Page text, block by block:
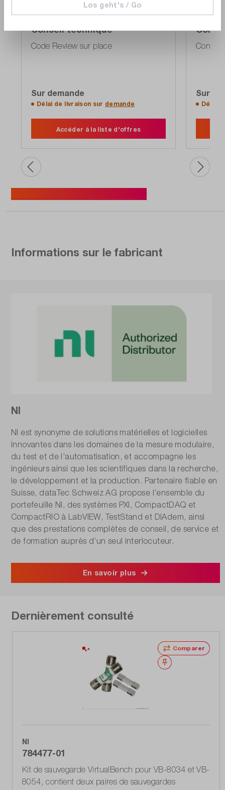
dataTec
Conseil technique
Code Review sur place
Sur demande
Délai de livraison sur demande
Accéder à la liste d'offres
Conseil
Sur
Délai
Informations sur le fabricant
NI
NI est synonyme de solutions matérielles et logicielles
innovantes dans les domaines de la mesure modulaire,
du test et de l’automatisation, et accompagne les
ingénieurs ainsi que les scientifiques dans la recherche,
le développement et la production. Partenaire fiable en
Suisse, dataTec Schweiz AG propose l’ensemble du
portefeuille NI, des systèmes PXI, CompactDAQ et
CompactRIO à LabVIEW, TestStand et DIAdem, ainsi
que des prestations complètes de conseil, de service et
de formation auprès d’un seul interlocuteur.
En savoir plus
Dernièrement consulté
Comparer
Noter
NI
784477-01
Kit de sauvegarde VirtualBench pour VB-8034 et VB-
8054, contient deux paires de sauvegardes
Los geht's / Go